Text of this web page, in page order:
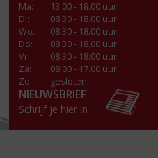
Ma:
13.00 - 18.00 uur
Di:
08.30 - 18.00 uur
Wo:
08.30 - 18.00 uur
Do:
08.30 - 18.00 uur
Vr:
08.30 - 18:00 uur
Za:
08.00 - 17.00 uur
Zo:
gesloten
NIEUWSBRIEF
Schrijf je hier in